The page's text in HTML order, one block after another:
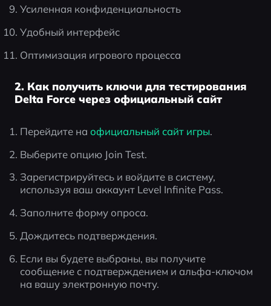
Усиленная конфиденциальность
Удобный интерфейс
Оптимизация игрового процесса
2. Как получить ключи для тестирования
Delta Force через официальный сайт
Перейдите на официальный сайт игры.
Выберите опцию Join Test.
Зарегистрируйтесь и войдите в систему,
используя ваш аккаунт Level Infinite Pass.
Заполните форму опроса.
Дождитесь подтверждения.
Если вы будете выбраны, вы получите
сообщение с подтверждением и альфа-ключом
на вашу электронную почту.